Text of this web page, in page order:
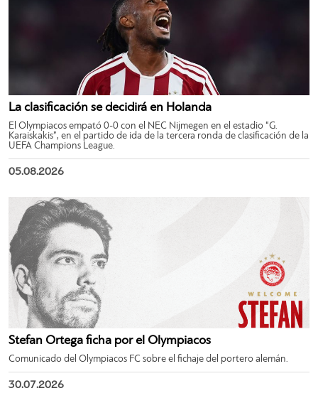
La clasificación se decidirá en Holanda
El Olympiacos empató 0-0 con el NEC Nijmegen en el estadio “G.
Karaiskakis”, en el partido de ida de la tercera ronda de clasificación de la
UEFA Champions League.
05.08.2026
Stefan Ortega ficha por el Olympiacos
Comunicado del Olympiacos FC sobre el fichaje del portero alemán.
30.07.2026